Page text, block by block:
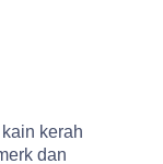
kerah
dan